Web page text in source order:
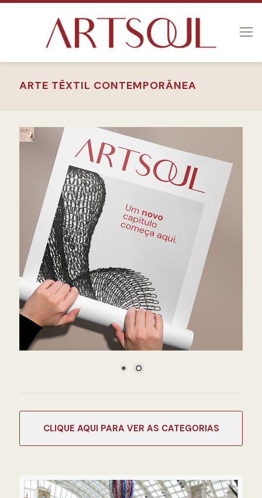
ARTE TÊXTIL CONTEMPORÂNEA
CATEGORIAS